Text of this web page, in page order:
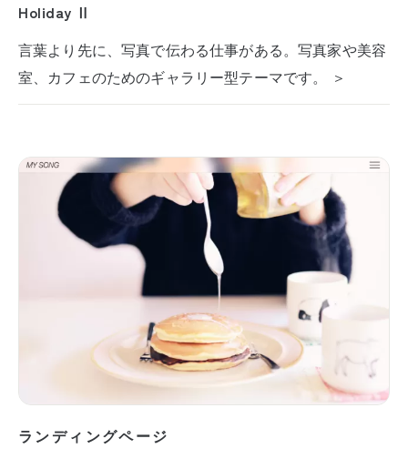
Holiday Ⅱ
言葉より先に、写真で伝わる仕事がある。写真家や美容
室、カフェのためのギャラリー型テーマです。 ＞
ランディングページ